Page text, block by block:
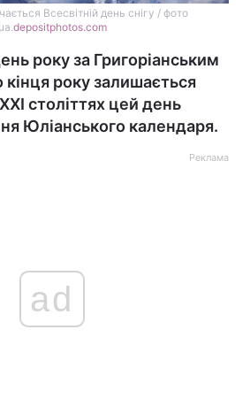
Всесвітній день снігу / фото
ua.depositphotos.com
року за Григоріанським
року залишається
століттях цей день
Юліанського календаря.
Реклама
ad